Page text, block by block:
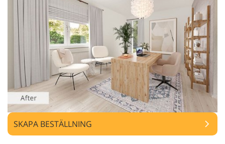
SKAPA BESTÄLLNING